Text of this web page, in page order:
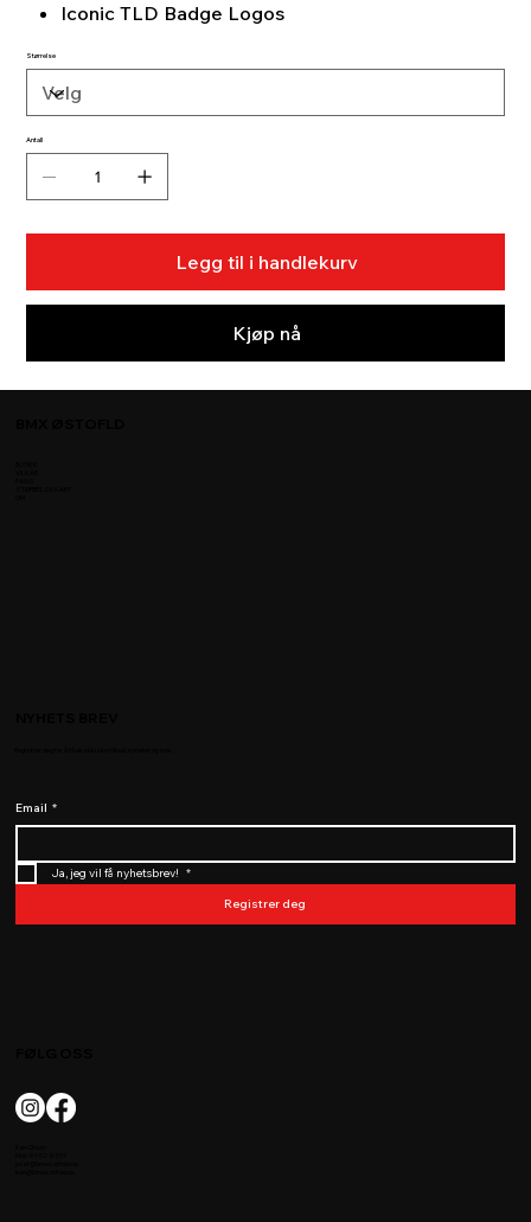
Iconic TLD Badge Logos
Størrelse
Antall
Legg til i handlekurv
Kjøp nå
Email *
Ja, jeg vil få nyhetsbrev! *
Registrer deg